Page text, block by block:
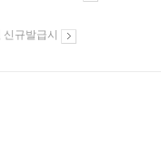
신규발급시